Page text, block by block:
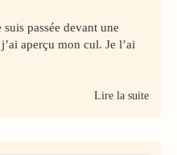
suis passée devant une
aperçu mon cul. Je l’ai
Lire la suite